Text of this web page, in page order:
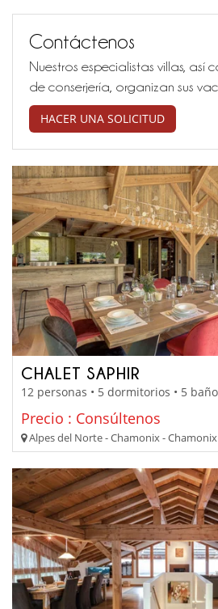
Contáctenos
Nuestros especialistas villas, así
de conserjería, organizan sus
HACER UNA SOLICITUD
CHALET SAPHIR
12 personas • 5 dormitorios • 5
Precio : Consúltenos
Alpes del Norte - Chamonix -